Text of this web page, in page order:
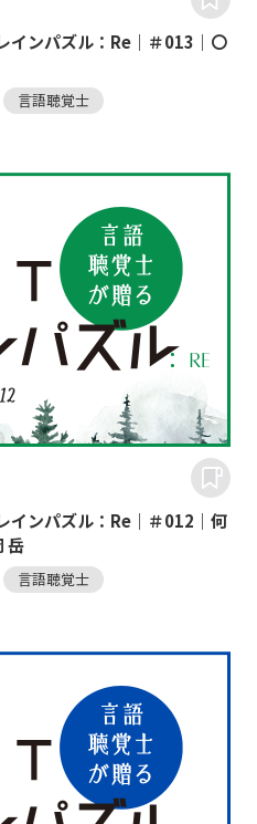
インパズル：Re｜＃013｜〇
言語聴覚士
インパズル：Re｜＃012｜何
岳
言語聴覚士